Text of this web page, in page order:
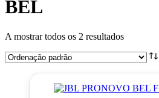
BEL
A mostrar todos os 2 resultados